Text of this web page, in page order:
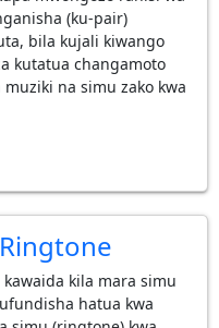
(ku-pair)
bila kujali kiwango
kutatua changamoto
na simu zako kwa
kila mara simu
hatua kwa